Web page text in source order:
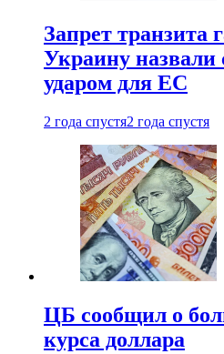
Запрет транзита
Украину назвали
ударом для ЕС
2 года спустя2 года спустя
ЦБ сообщил о
курса доллара